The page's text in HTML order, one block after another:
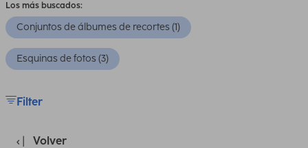
Los más buscados:
Conjuntos de álbumes de recortes (1)
Esquinas de fotos (3)
Filter
Volver